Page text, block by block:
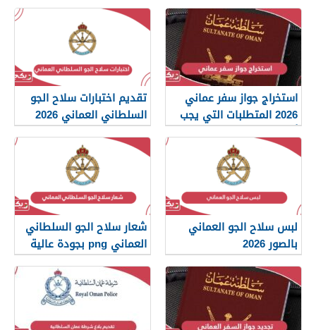
استخراج جواز سفر عماني
2026 المتطلبات التي يجب
أن تعرفها
تقديم اختبارات سلاح الجو
السلطاني العماني 2026
لبس سلاح الجو العماني
بالصور 2026
شعار سلاح الجو السلطاني
العماني png بجودة عالية
2026